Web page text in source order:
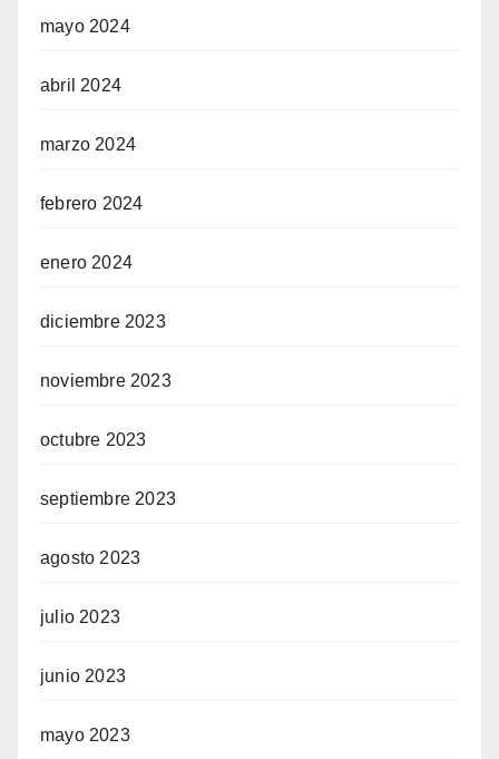
mayo 2024
abril 2024
marzo 2024
febrero 2024
enero 2024
diciembre 2023
noviembre 2023
octubre 2023
septiembre 2023
agosto 2023
julio 2023
junio 2023
mayo 2023